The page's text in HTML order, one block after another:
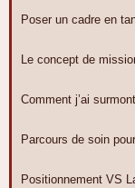
Poser un cadre en
Le concept de
Comment j’ai
Parcours de soin
Positionnement VS